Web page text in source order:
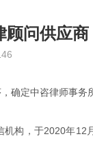
顾问供应商
确定中咨律师事务
构，于2020年